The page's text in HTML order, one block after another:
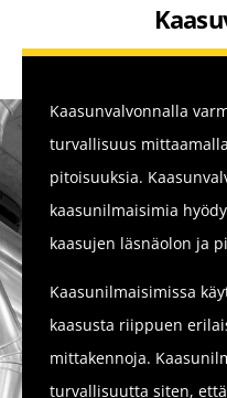
Kaasunvalvonnalla
turvallisuus
pitoisuuksia.
kaasunilmaisimia
kaasujen läsnäolon ja
Kaasunilmaisimissa
kaasusta riippuen
mittakennoja.
turvallisuutta siten,